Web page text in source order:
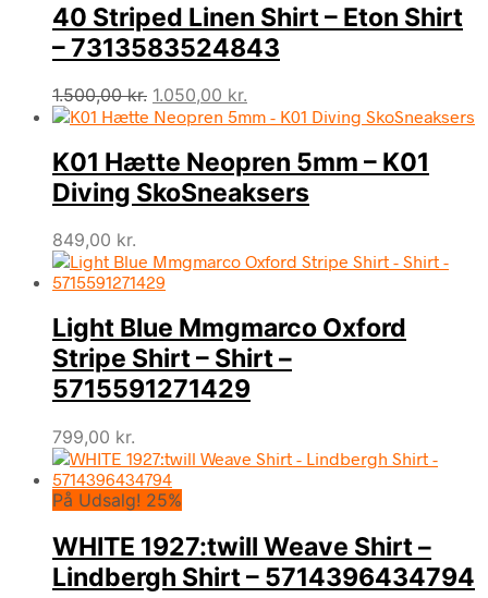
40 Striped Linen Shirt – Eton Shirt
– 7313583524843
1.500,00kr. Den
oprindelige
var:
1.500,00 kr..
1.050,00 kr.
aktuelle
er:
1.050,00 kr..
K01 Hætte Neopren 5mm – K01
Diving SkoSneaksers
849,00 kr.
Light Blue Mmgmarco Oxford
Stripe Shirt – Shirt –
5715591271429
799,00 kr.
På Udsalg! 25%
WHITE 1927:twill Weave Shirt –
Lindbergh Shirt – 5714396434794